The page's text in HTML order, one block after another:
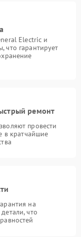
Electric и
что гарантирует
ремонт
провести
в кратчайшие
на
что